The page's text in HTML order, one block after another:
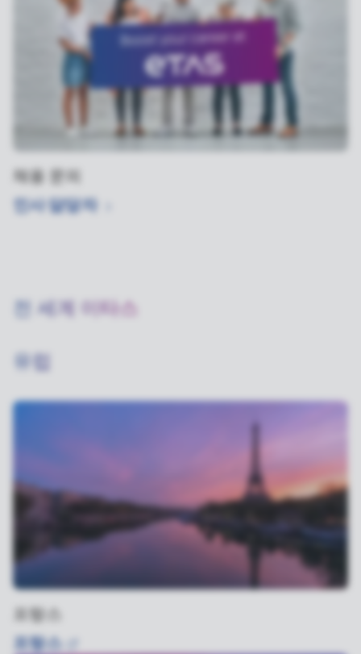
채용 문의
인사담당자
전 세계 이타스
유럽
프랑스
프랑스